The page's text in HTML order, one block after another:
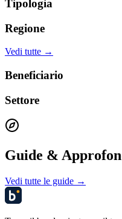
Tipologia
Regione
Vedi tutte →
Beneficiario
Settore
Guide &
Vedi tutte le guide →